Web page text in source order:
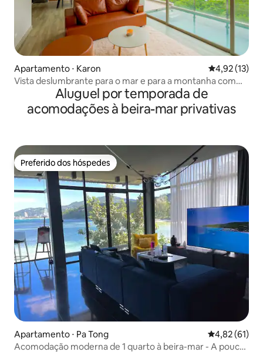
Apartamento ⋅ Karon 4,92 de uma
4,92 (13)
Vista deslumbrante para o mar e para a montanha com
piscina privativaAluguel por temporada de
acomodações à beira-mar privativas
Preferido dos hóspedes
Preferido dos hóspedes
Apartamento ⋅ Pa Tong 4,82 de uma
4,82 (61)
Acomodação moderna de 1 quarto à beira-mar - A poucos